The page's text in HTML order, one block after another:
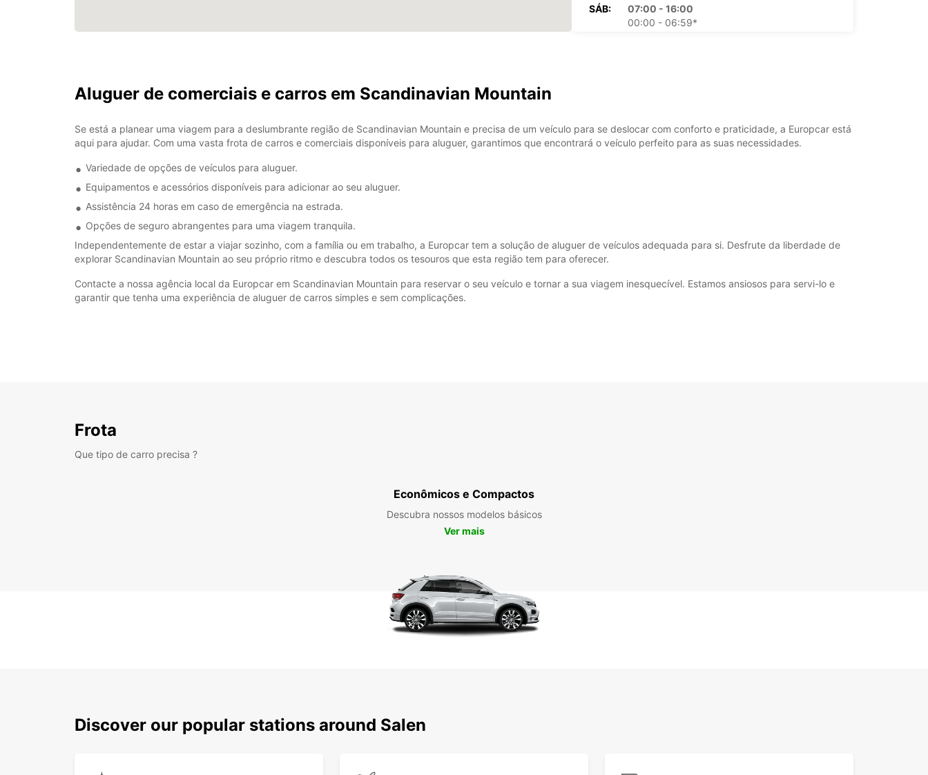
SÁB:
07:00 - 16:00
00:00 - 06:59*
Esse horário de funcionamento pode variar durante
feriados públicos.
Aluguer de comerciais e carros em Scandinavian Mountain
Se está a planear uma viagem para a deslumbrante região de Scandinavian Mountain e precisa de um veículo para se deslocar com conforto e praticidade, a Europcar está
aqui para ajudar. Com uma vasta frota de carros e comerciais disponíveis para aluguer, garantimos que encontrará o veículo perfeito para as suas necessidades.
Variedade de opções de veículos para aluguer.
Equipamentos e acessórios disponíveis para adicionar ao seu aluguer.
Assistência 24 horas em caso de emergência na estrada.
Opções de seguro abrangentes para uma viagem tranquila.
Independentemente de estar a viajar sozinho, com a família ou em trabalho, a Europcar tem a solução de aluguer de veículos adequada para si. Desfrute da liberdade de
explorar Scandinavian Mountain ao seu próprio ritmo e descubra todos os tesouros que esta região tem para oferecer.
Contacte a nossa agência local da Europcar em Scandinavian Mountain para reservar o seu veículo e tornar a sua viagem inesquecível. Estamos ansiosos para servi-lo e
garantir que tenha uma experiência de aluguer de carros simples e sem complicações.
Frota
Que tipo de carro precisa ?
Econômicos e Compactos
Descubra nossos modelos básicos
Ver mais
Discover our popular stations around Salen